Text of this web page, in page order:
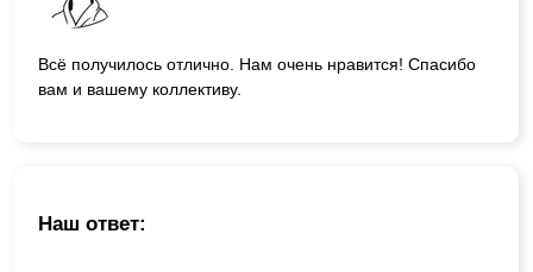
Всё получилось отлично. Нам очень нравится! Спасибо
вам и вашему коллективу.
Наш ответ: